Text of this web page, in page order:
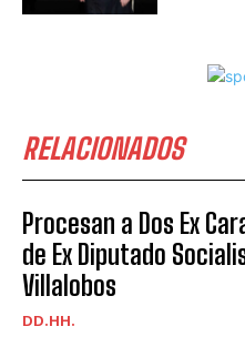
RELACIONADOS
Procesan a Dos Ex
de Ex Diputado
Villalobos
DD.HH.